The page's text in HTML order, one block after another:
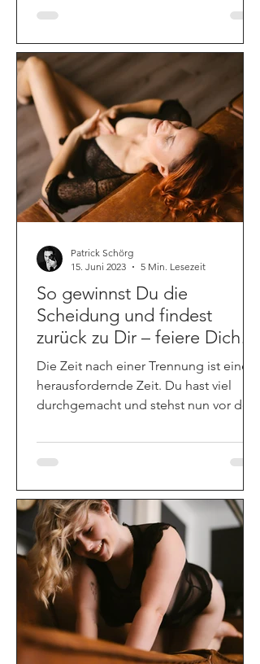
So gewinnst Du die
Scheidung und findest
zurück zu Dir – feiere Dich
mit erotischen Aktfotos
Die Zeit nach einer Trennung ist eine
herausfordernde Zeit. Du hast viel
durchgemacht und stehst nun vor der
Patrick Schörg
15. Juni 2023
5 Min. Lesezeit